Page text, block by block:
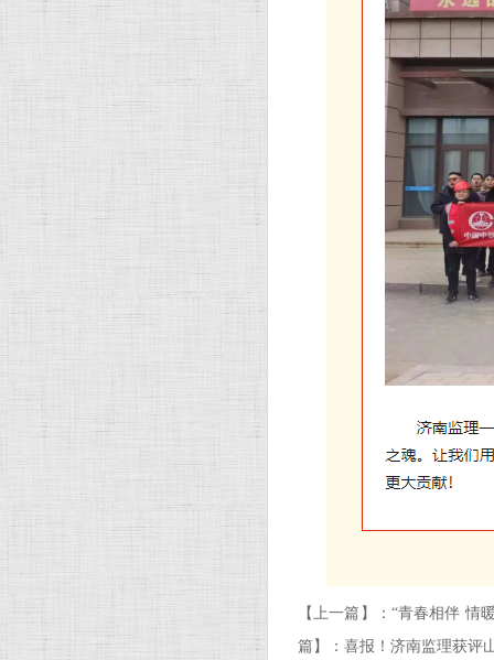
【上一篇】： “青春相伴 情
篇】： 喜报！济南监理获评